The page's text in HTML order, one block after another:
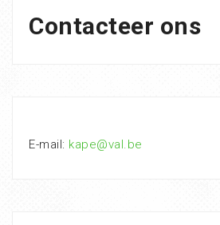
Contacteer ons
E-mail: kape@val.be